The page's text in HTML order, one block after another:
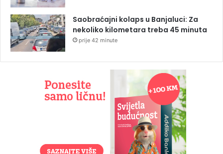
Saobraćajni kolaps u Banjaluci: Za
nekoliko kilometara treba 45 minuta
prije 42 minute